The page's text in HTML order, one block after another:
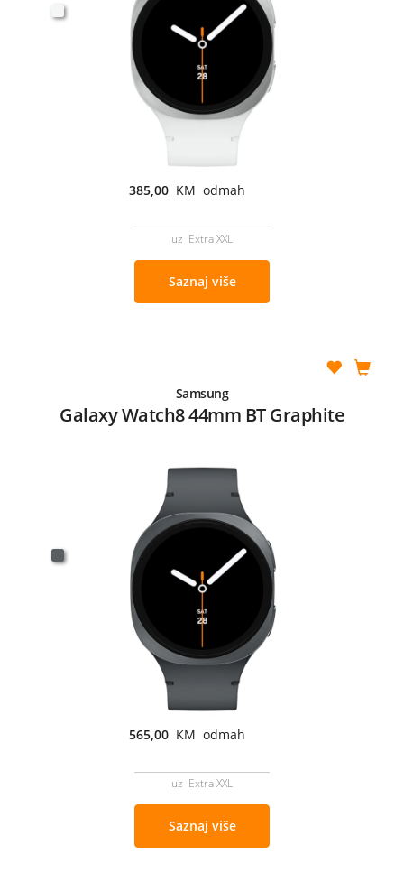
385,00 KM odmah
uz Extra XXL
Saznaj više
Samsung
Galaxy Watch8 44mm BT Graphite
565,00 KM odmah
uz Extra XXL
Saznaj više